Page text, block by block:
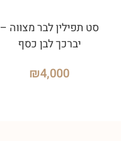
סט תפילין לבר מצווה –
יברכך לבן כסף
₪4,000